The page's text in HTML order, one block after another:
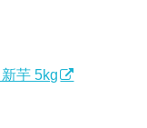
芋 5kg